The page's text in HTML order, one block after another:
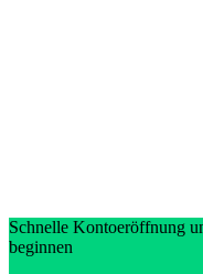
Schnelle Kontoeröffnung
beginnen